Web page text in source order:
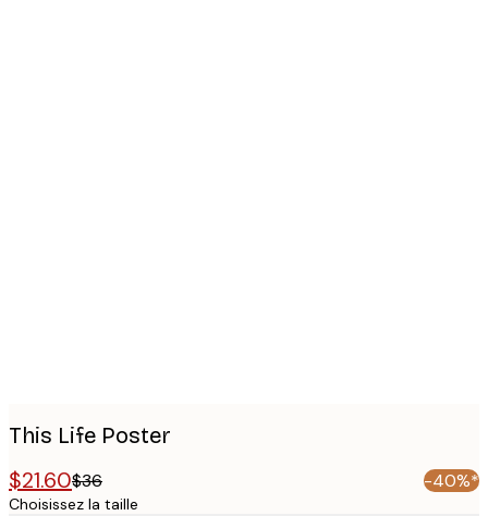
This Life Poster
$21.60$36 -40%*
Choisissez la taille